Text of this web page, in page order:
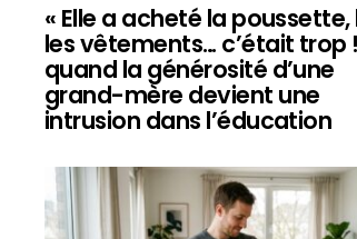
« Elle a acheté la poussette,
les vêtements… c’était trop
quand la générosité d’une
grand-mère devient une
intrusion dans l’éducation